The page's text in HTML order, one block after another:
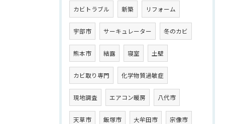
カビトラブル 新築 リフォーム
宇部市 サーキュレーター 冬のカビ
熊本市 結露 寝室 土壁
カビ取り専門 化学物質過敏症
現地調査 エアコン暖房 八代市
天草市 飯塚市 大牟田市 宗像市